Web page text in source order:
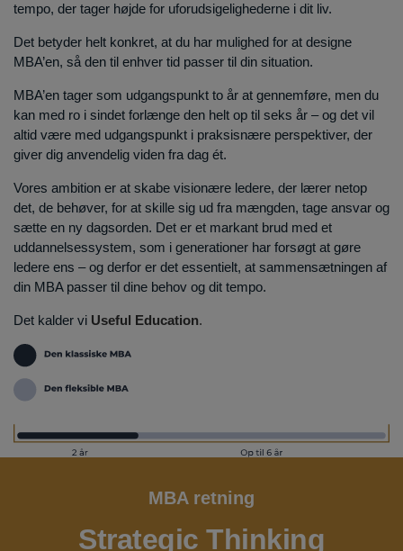
tempo, der tager højde for uforudsigelighederne i dit liv.
Det betyder helt konkret, at du har mulighed for at designe
MBA’en, så den til enhver tid passer til din situation.
MBA’en tager som udgangspunkt to år at gennemføre, men du
kan med ro i sindet forlænge den helt op til seks år – og det vil
altid være med udgangspunkt i praksisnære perspektiver, der
giver dig anvendelig viden fra dag ét.
Vores ambition er at skabe visionære ledere, der lærer netop
det, de behøver, for at skille sig ud fra mængden, tage ansvar og
sætte en ny dagsorden. Det er et markant brud med et
uddannelsessystem, som i generationer har forsøgt at gøre
ledere ens – og derfor er det essentielt, at sammensætningen af
din MBA passer til dine behov og dit tempo.
Det kalder vi Useful Education.
MBA retning
Strategic Thinking